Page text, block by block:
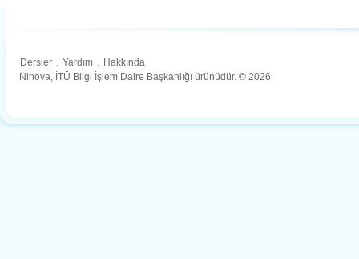
Dersler . Yardım . Hakkında
Ninova, İTÜ Bilgi İşlem Daire Başkanlığı ürünüdür. © 2026